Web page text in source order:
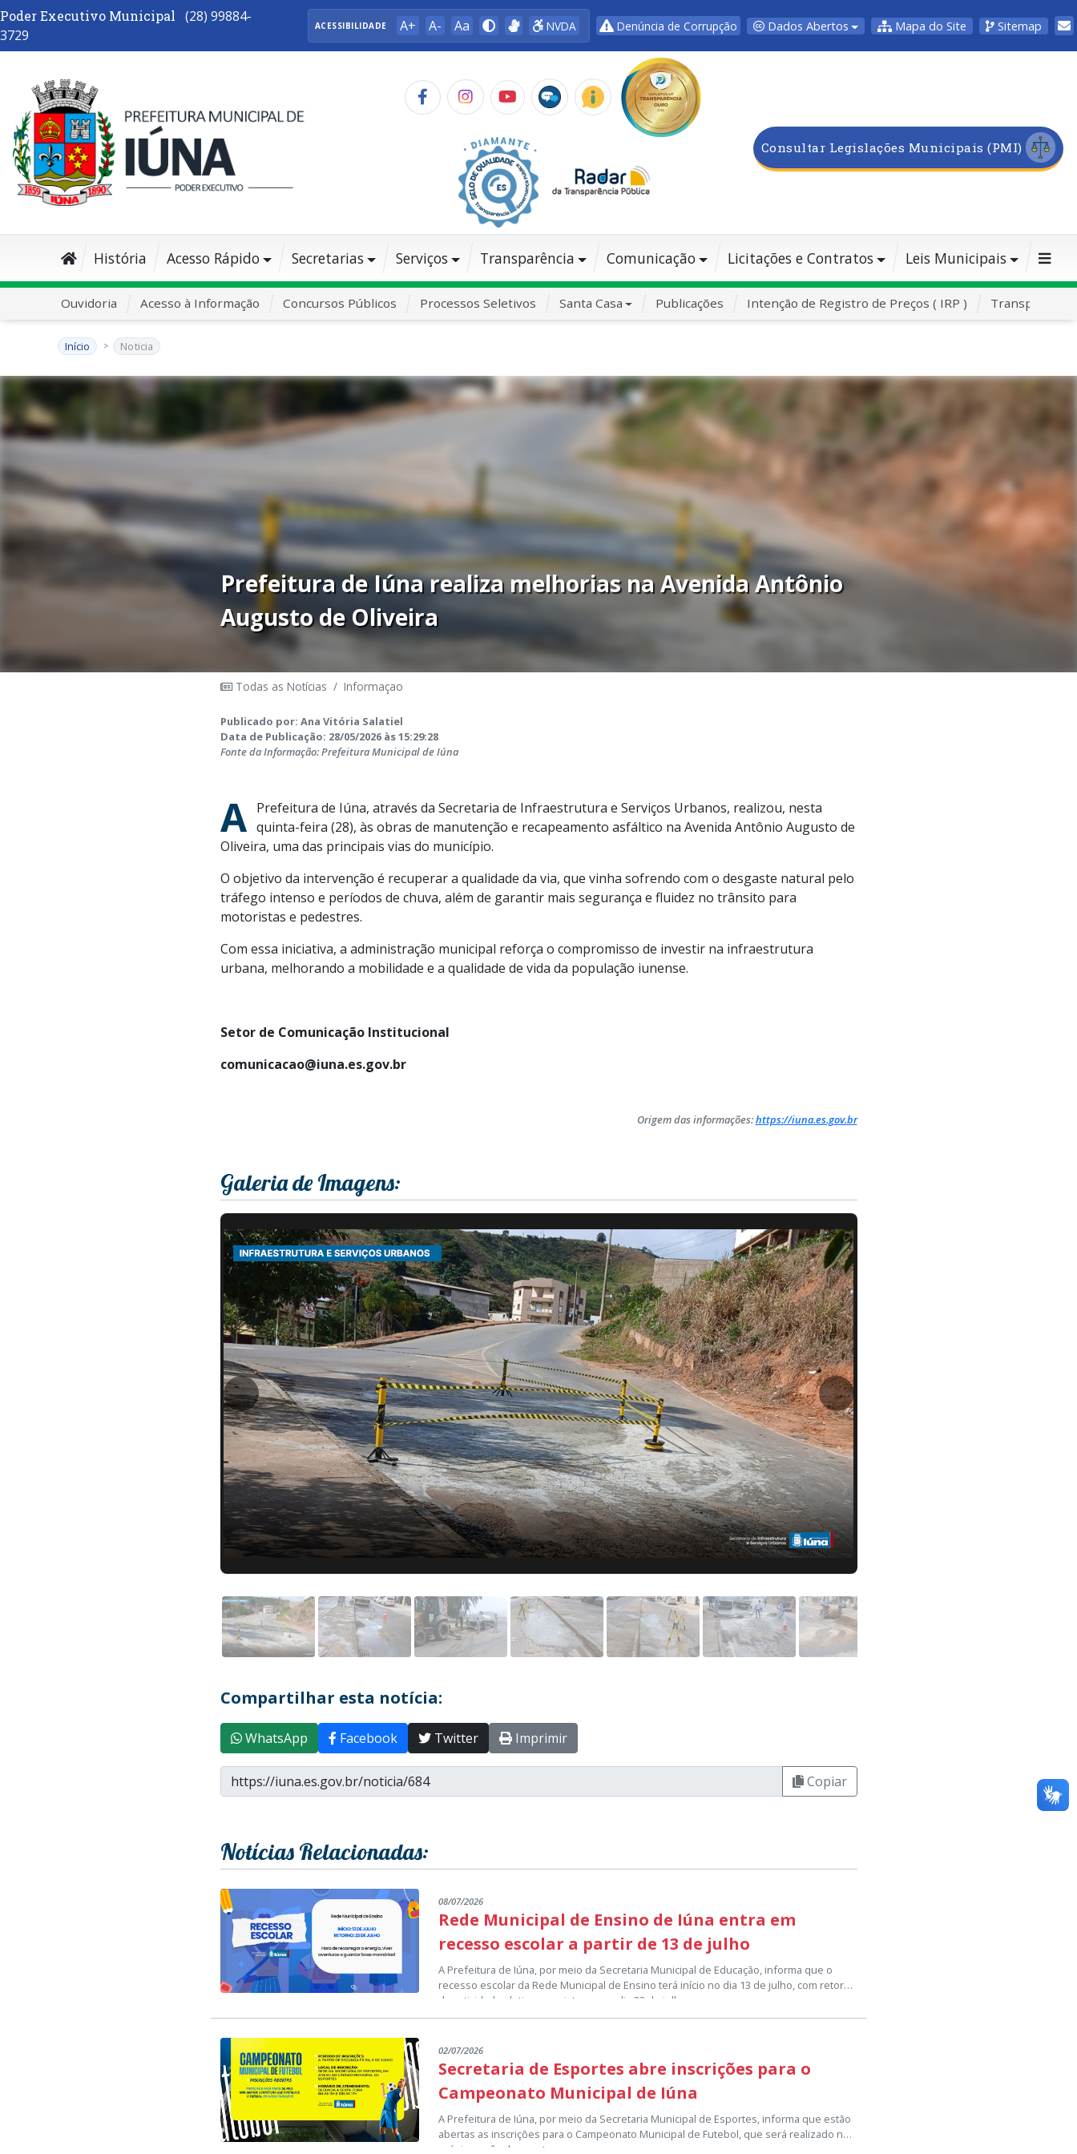
Poder Executivo Municipal
(28) 99884-
3729
ACESSIBILIDADE A+ A- Aa NVDA Denúncia de Corrupção Dados Abertos Mapa do Site Sitemap
Consultar Legislações Municipais (PMI)
História Acesso Rápido Secretarias Serviços Transparência Comunicação Licitações e Contratos Leis Municipais
Ouvidoria Acesso à Informação Concursos Públicos Processos Seletivos Santa Casa Publicações Intenção de Registro de Preços ( IRP ) Transporte
Início Noticia
Prefeitura de Iúna realiza melhorias na Avenida Antônio
Augusto de Oliveira
Todas as Notícias / Informaçao
Publicado por: Ana Vitória Salatiel
Data de Publicação: 28/05/2026 às 15:29:28
Fonte da Informação: Prefeitura Municipal de Iúna
A
Prefeitura de Iúna, através da Secretaria de Infraestrutura e Serviços Urbanos, realizou, nesta
quinta-feira (28), às obras de manutenção e recapeamento asfáltico na Avenida Antônio Augusto de
Oliveira, uma das principais vias do município.
O objetivo da intervenção é recuperar a qualidade da via, que vinha sofrendo com o desgaste natural pelo
tráfego intenso e períodos de chuva, além de garantir mais segurança e fluidez no trânsito para
motoristas e pedestres.
Com essa iniciativa, a administração municipal reforça o compromisso de investir na infraestrutura
urbana, melhorando a mobilidade e a qualidade de vida da população iunense.
Setor de Comunicação Institucional
comunicacao@iuna.es.gov.br
Origem das informações:https://iuna.es.gov.br
Galeria de Imagens:
Compartilhar esta notícia:
WhatsApp Facebook Twitter Imprimir
Copiar
Notícias Relacionadas:
08/07/2026
Rede Municipal de Ensino de Iúna entra em
recesso escolar a partir de 13 de julho
A Prefeitura de Iúna, por meio da Secretaria Municipal de Educação, informa que o
recesso escolar da Rede Municipal de Ensino terá início no dia 13 de julho, com retorno
das atividades letivas previsto para o dia 23 de julho.
A Secretaria Municipal de Educação deseja que todos os alunos e suas famílias
aproveitem esse período para fortalecer a convivência familiar, vivenciar momentos de
lazer e construir boas lembranças, retornando às salas de aula com entusiasmo e
disposição para os próximos desafios.
As atividades escolares serão retomadas normalmente no dia 23 de julho, conforme o
calendário da Rede Municipal de Ensino.
Setor de Comunicação Institucional
02/07/2026
Secretaria de Esportes abre inscrições para o
Campeonato Municipal de Iúna
A Prefeitura de Iúna, por meio da Secretaria Municipal de Esportes, informa que estão
abertas as inscrições para o Campeonato Municipal de Futebol, que será realizado no
próximo mês de agosto.